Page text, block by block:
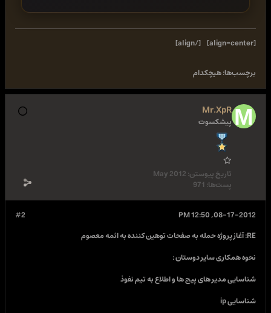
[align=center]
[/align]
برچسب‌ها:هیچکدام
Mr.XpR
پیشکسوت
تاریخ پیوستن:May 2012
پست‌ها: 971
#2
08-17-2012, 12:50 PM
RE: آغاز پروژه حمله به صفحات توهین کننده به ائمه معصوم
نحوه همکاری سایر دوستان :
شناسایی مدیر های پیج ها و اطلاع به تیم نفوذ
شناسایی ip